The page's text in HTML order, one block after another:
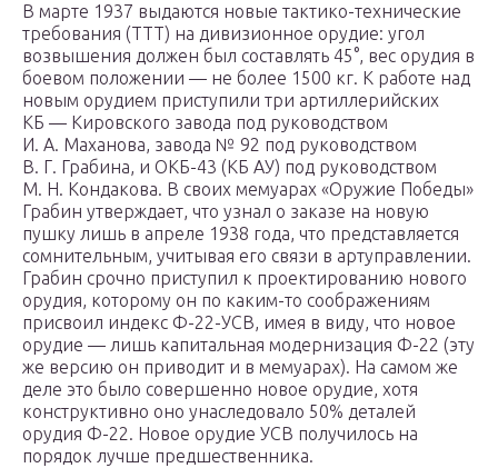
В марте 1937 выдаются новые тактико-технические
требования (ТТТ) на дивизионное орудие: угол
возвышения должен был составлять 45°, вес орудия в
боевом положении — не более 1500 кг. К работе над
новым орудием приступили три артиллерийских
КБ — Кировского завода под руководством
И. А. Маханова, завода № 92 под руководством
В. Г. Грабина, и ОКБ-43 (КБ АУ) под руководством
М. Н. Кондакова. В своих мемуарах «Оружие Победы»
Грабин утверждает, что узнал о заказе на новую
пушку лишь в апреле 1938 года, что представляется
сомнительным, учитывая его связи в артуправлении.
Грабин срочно приступил к проектированию нового
орудия, которому он по каким-то соображениям
присвоил индекс Ф-22-УСВ, имея в виду, что новое
орудие — лишь капитальная модернизация Ф-22 (эту
же версию он приводит и в мемуарах). На самом же
деле это было совершенно новое орудие, хотя
конструктивно оно унаследовало 50% деталей
орудия Ф-22. Новое орудие УСВ получилось на
порядок лучше предшественника.